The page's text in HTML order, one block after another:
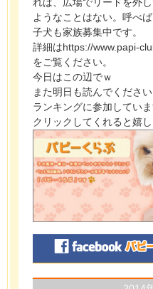
ようなことはない。呼べ
子犬も家族募集中です。
詳細はhttps://www.papi-
をご覧ください。
今日はこの辺でｗ
また明日も読んでくださ
ランキングに参加していま
クリックしてくれると嬉